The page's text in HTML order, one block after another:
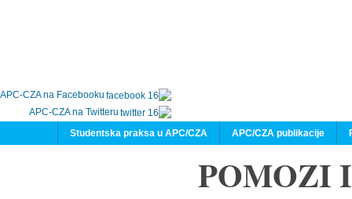
APC-CZA na Facebooku
APC-CZA na Twitteru
APC/CZA publikacije
Studentska praksa u APC/CZA
POMOZI